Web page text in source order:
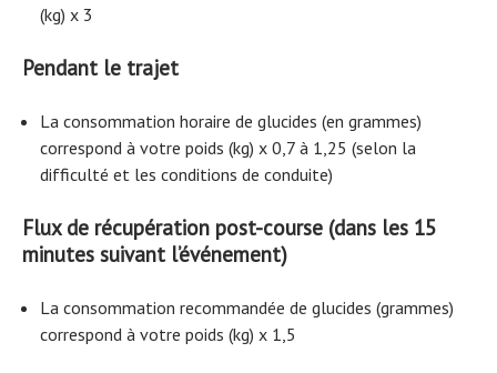
(kg) x 3
Pendant le trajet
La consommation horaire de glucides (en grammes)
correspond à votre poids (kg) x 0,7 à 1,25 (selon la
difficulté et les conditions de conduite)
Flux de récupération post-course (dans les 15
minutes suivant l’événement)
La consommation recommandée de glucides (grammes)
correspond à votre poids (kg) x 1,5